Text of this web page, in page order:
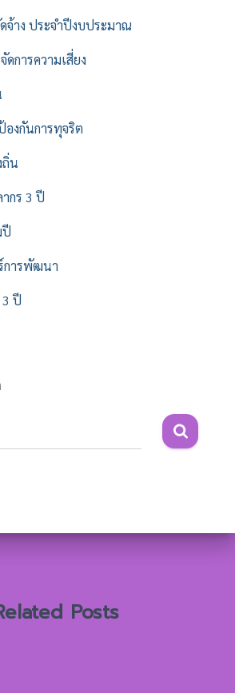
จ้าง ประจำปีงบประมาณ
การความเสี่ยง
งกันการทุจริต
น
กร 3 ปี
การพัฒนา
3 ปี
Posts